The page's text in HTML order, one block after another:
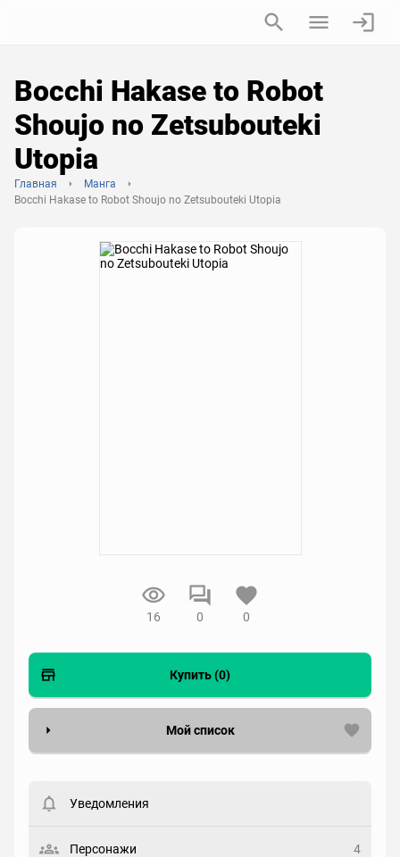
Bocchi Hakase to Robot
Shoujo no Zetsubouteki
Utopia
Главная
Манга
Bocchi Hakase to Robot Shoujo no Zetsubouteki Utopia
16 0 0
Купить (0)
Мой список
Статус
Уведомления
Персонажи 4